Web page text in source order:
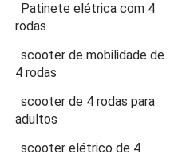
Patinete elétrica com 4
rodas
scooter de mobilidade de
4 rodas
scooter de 4 rodas para
adultos
scooter elétrico de 4